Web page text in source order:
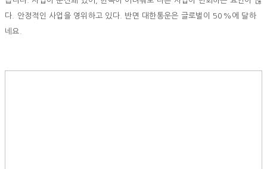
다. 안정적인 사업을 영위하고 있다. 반면 대한통운은 글로벌이 50%에 달하
네요.